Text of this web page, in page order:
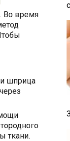
Во время
шприца
ткани.